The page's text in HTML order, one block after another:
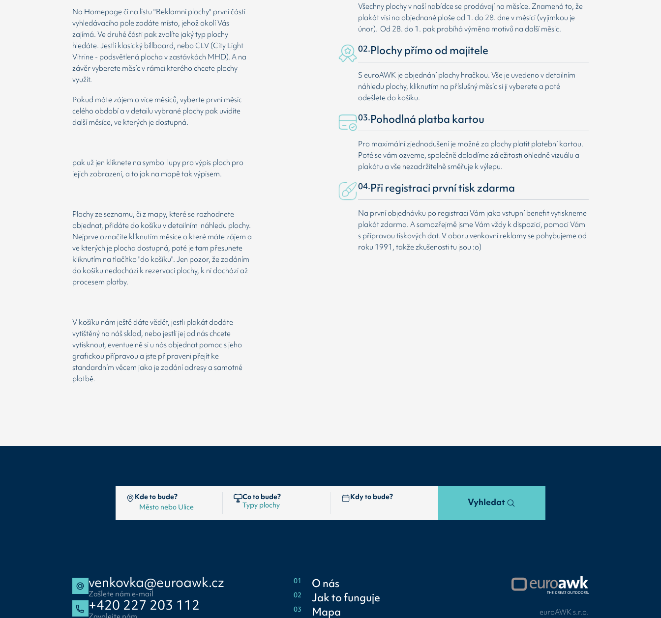
Na Homepage či na listu "Reklamní plochy" první části
vyhledávacího pole zadáte místo, jehož okolí Vás
zajímá. Ve druhé části pak zvolíte jaký typ plochy
hledáte. Jestli klasický billboard, nebo CLV (City Light
Vitrine - podsvětlená plocha v zastávkách MHD). A na
závěr vyberete měsíc v rámci kterého chcete plochy
využít.
Pokud máte zájem o více měsíců, vyberte první měsíc
celého období a v detailu vybrané plochy pak uvidíte
další měsíce, ve kterých je dostupná.
pak už jen kliknete na symbol lupy pro výpis ploch pro
jejich zobrazení, a to jak na mapě tak výpisem.
Plochy ze seznamu, či z mapy, které se rozhodnete
objednat, přidáte do košíku v detailním náhledu plochy.
Nejprve označíte kliknutím měsíce o které máte zájem a
ve kterých je plocha dostupná, poté je tam přesunete
kliknutím na tlačítko "do košíku". Jen pozor, že zadáním
do košíku nedochází k rezervaci plochy, k ní dochází až
procesem platby.
V košíku nám ještě dáte vědět, jestli plakát dodáte
vytištěný na náš sklad, nebo jestli jej od nás chcete
vytisknout, eventuelně si u nás objednat pomoc s jeho
grafickou přípravou a jste připraveni přejít ke
standardním věcem jako je zadání adresy a samotné
platbě.
Všechny plochy v naší nabídce se prodávají na měsíce. Znamená to, že
plakát visí na objednané ploše od 1. do 28. dne v měsíci (vyjímkou je
únor). Od 28. do 1. pak probíhá výměna motivů na další měsic.
02.Plochy přímo od majitele
S euroAWK je objednání plochy hračkou. Vše je uvedeno v detailním
náhledu plochy, kliknutím na příslušný měsíc si ji vyberete a poté
odešlete do košíku.
03.Pohodlná platba kartou
Pro maximální zjednodušení je možné za plochy platit platební kartou.
Poté se vám ozveme, společně doladíme záležitosti ohledně vizuálu a
plakátu a vše nezadržitelně směřuje k výlepu.
04.Při registraci první tisk zdarma
Na první objednávku po registraci Vám jako vstupní benefit vytiskneme
plakát zdarma. A samozřejmě jsme Vám vždy k dispozici, pomoci Vám
s přípravou tiskových dat. V oboru venkovní reklamy se pohybujeme od
roku 1991, takže zkušenosti tu jsou :o)
Kde to bude? Co to bude? Kdy to bude? Vyhledat
venkovka@euroawk.cz
Zašlete nám e-mail
+420 227 203 112
01 O nás
02 Jak to funguje
03 Mapa euroAWK s.r.o.